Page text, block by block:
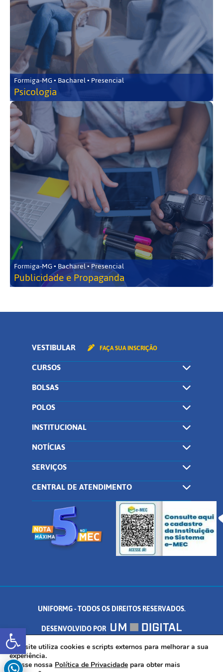
Abrir a barra de ferramentas
Formiga-MG • Bacharel • Presencial
Psicologia
Formiga-MG • Bacharel • Presencial
Publicidade e Propaganda
VESTIBULAR FAÇA SUA INSCRIÇÃO
CURSOS
BOLSAS
POLOS
INSTITUCIONAL
NOTÍCIAS
SERVIÇOS
CENTRAL DE ATENDIMENTO
UNIFORMG - TODOS OS DIREITOS RESERVADOS.
DESENVOLVIDO POR
AV. DR. ARNALDO DE SENNA, 328 - PALMEIRAS, FORMIGA/MG - CEP:
35.574.530
Este site utiliza cookies e scripts externos para melhorar a sua
experiência.
Acesse nossa Política de Privacidade para obter mais